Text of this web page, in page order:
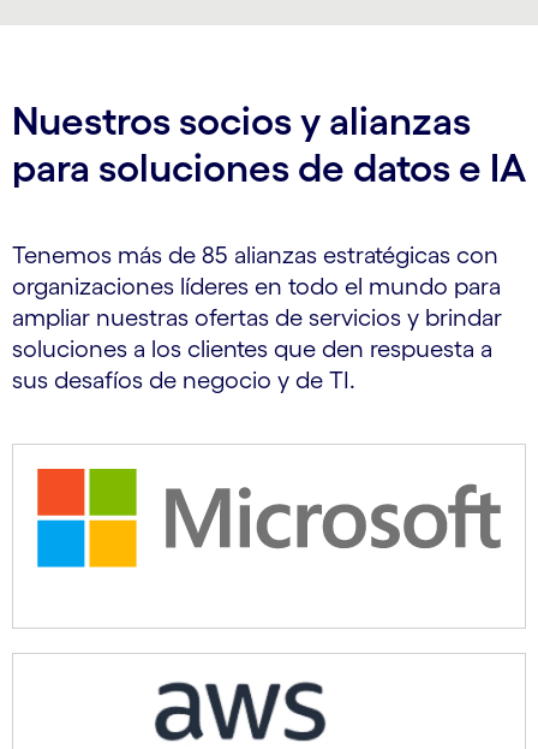
Nuestros socios y alianzas
para soluciones de datos e IA
Tenemos más de 85 alianzas estratégicas con
organizaciones líderes en todo el mundo para
ampliar nuestras ofertas de servicios y brindar
soluciones a los clientes que den respuesta a
sus desafíos de negocio y de TI.